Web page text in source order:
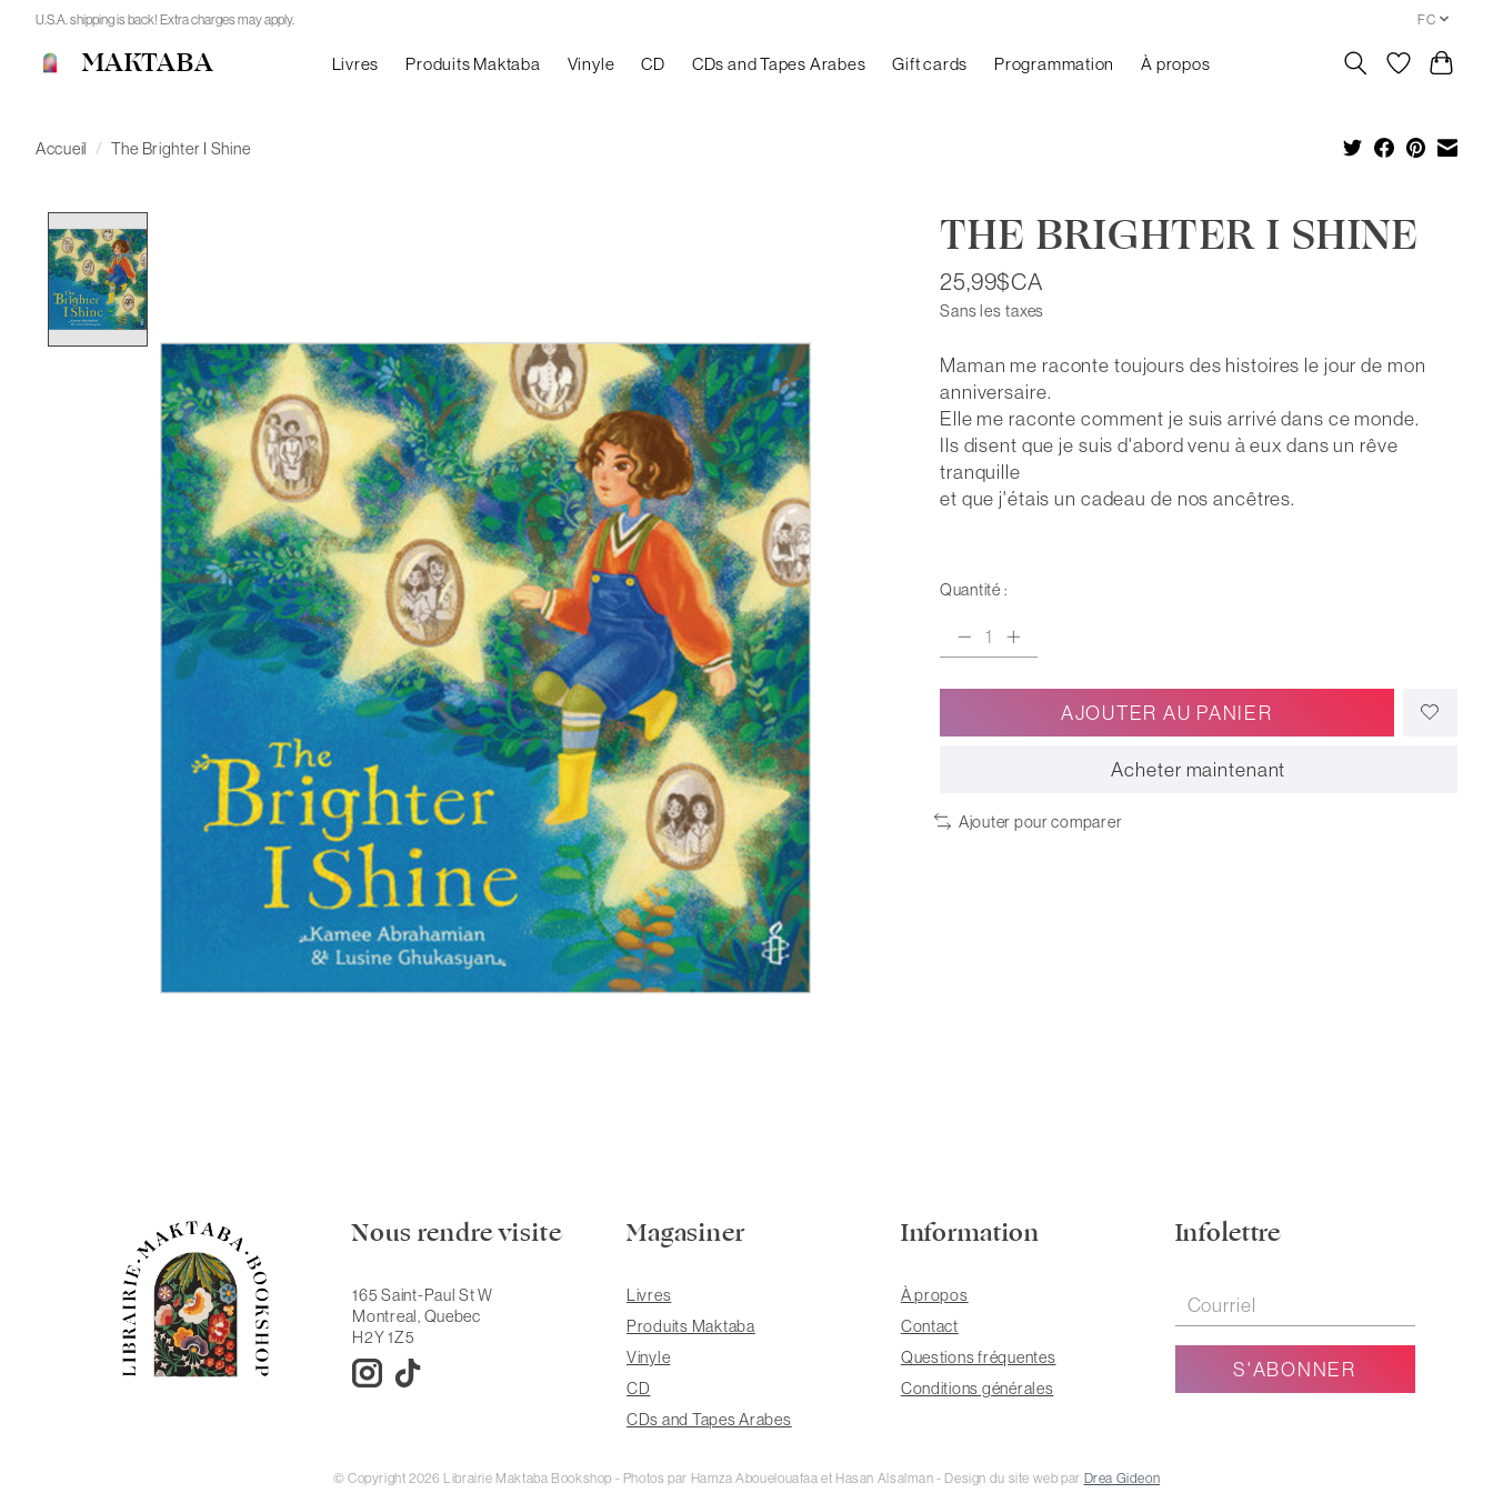
U.S.A. shipping is back! Extra charges may apply. FC
MAKTABA Livres Produits Maktaba Vinyle CD CDs and Tapes Arabes Gift cards Programmation À propos
Accueil / The Brighter I Shine
THE BRIGHTER I SHINE
25,99$CA
Sans les taxes
Maman me raconte toujours des histoires le jour de mon
anniversaire.
Elle me raconte comment je suis arrivé dans ce monde.
Ils disent que je suis d'abord venu à eux dans un rêve
tranquille
et que j'étais un cadeau de nos ancêtres.
Quantité :
AJOUTER AU PANIER
Acheter maintenant
Ajouter pour comparer
Nous rendre visite
165 Saint-Paul St W
Montreal, Quebec
H2Y 1Z5
Magasiner
Livres
Produits Maktaba
Vinyle
CD
CDs and Tapes Arabes
Information
À propos
Contact
Questions fréquentes
Conditions générales
Infolettre
© Copyright 2026 Librairie Maktaba Bookshop - Photos par Hamza Abouelouafaa et Hasan Alsalman - Design du site web par Drea Gideon